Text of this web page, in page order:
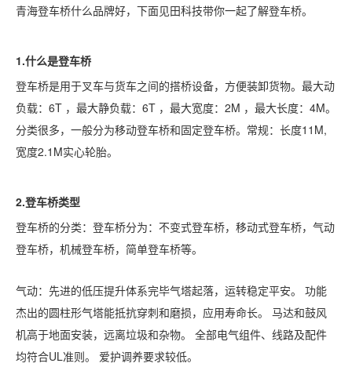
青海登车桥什么品牌好，下面见田科技带你一起了解登车桥。
1.什么是登车桥
登车桥是用于叉车与货车之间的搭桥设备，方便装卸货物。最大动
负载： 6T ，最大静负载：6T ，最大宽度：2M ，最大长度：4M。
分类很多，一般分为移动登车桥和固定登车桥。常规：长度11M,
宽度2.1M实心轮胎。
2.登车桥类型
登车桥的分类：登车桥分为：不变式登车桥，移动式登车桥，气动
登车桥，机械登车桥，简单登车桥等。
气动：先进的低压提升体系完毕气塔起落，运转稳定平安。 功能
杰出的圆柱形气塔能抵抗穿刺和磨损，应用寿命长。 马达和鼓风
机高于地面安装，远离垃圾和杂物。 全部电气组件、线路及配件
均符合UL准则。 爱护调养要求较低。